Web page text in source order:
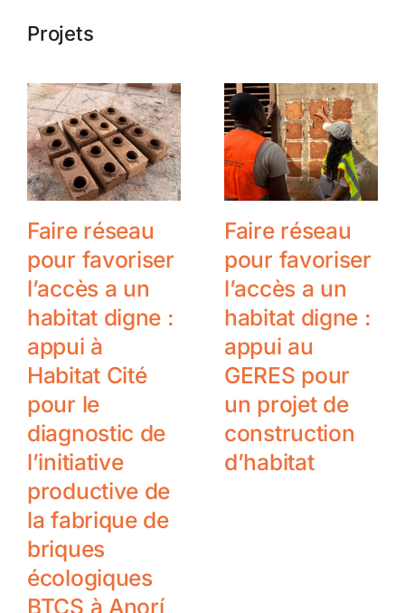
Projets
Faire réseau
pour favoriser
l’accès a un
habitat digne :
appui à
Habitat Cité
pour le
diagnostic de
l’initiative
productive de
la fabrique de
briques
écologiques
BTCS à Anorí
Faire réseau
pour favoriser
l’accès a un
habitat digne :
appui au
GERES pour
un projet de
construction
d’habitat